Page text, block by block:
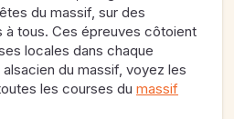
du massif, sur des
tous. Ces épreuves côtoient
locales dans chaque
du massif, voyez les
les courses du massif